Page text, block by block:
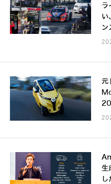
ラ
い
ン
元
生